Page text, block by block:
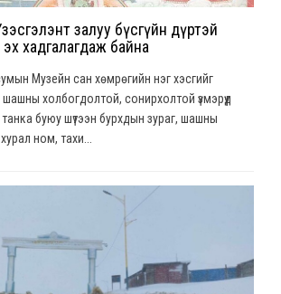
залуу бүсгүйн дүртэй
хадгалагдаж байна
Музейн сан хөмрөгийн нэг хэсгийг
шашны холбогдолтой, сонирхолтой үзмэрүүд
буюу шүтээн бурхдын зураг, шашны
ном, тахи...